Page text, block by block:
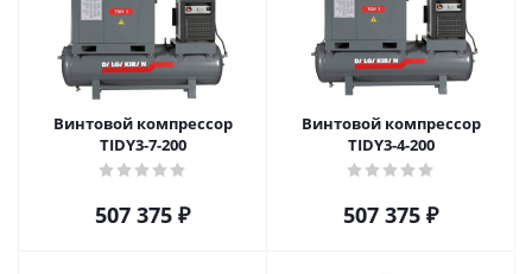
Винтовой компрессор
TIDY3-7-200
507 375 ₽
Винтовой компрессор
TIDY3-4-200
507 375 ₽